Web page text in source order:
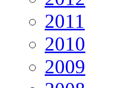
2011
2010
2009